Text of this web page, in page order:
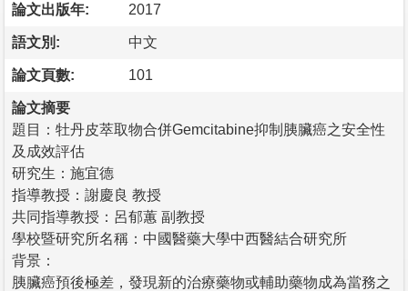
論文出版年: 2017
語文別: 中文
論文頁數: 101
論文摘要
題目：牡丹皮萃取物合併Gemcitabine抑制胰臟癌之安全性
及成效評估
研究生：施宜德
指導教授：謝慶良 教授
共同指導教授：呂郁蕙 副教授
學校暨研究所名稱：中國醫藥大學中西醫結合研究所
背景：
胰臟癌預後極差，發現新的治療藥物或輔助藥物成為當務之